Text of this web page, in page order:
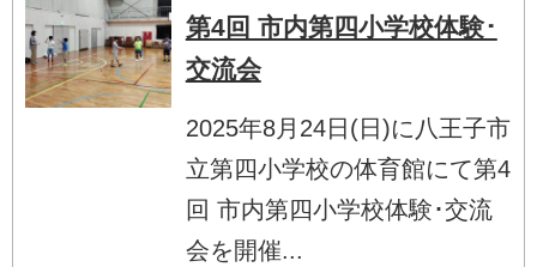
第4回 市内第四小学校体験･
交流会
2025年8月24日(日)に八王子市
立第四小学校の体育館にて第4
回 市内第四小学校体験･交流
会を開催...